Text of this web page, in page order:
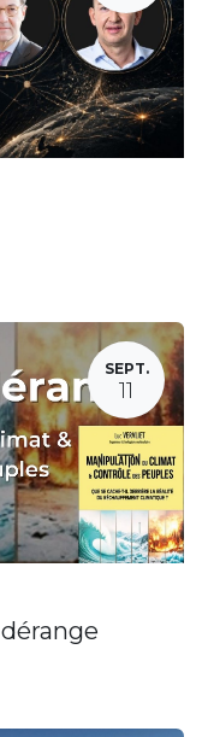
SEPT.
11